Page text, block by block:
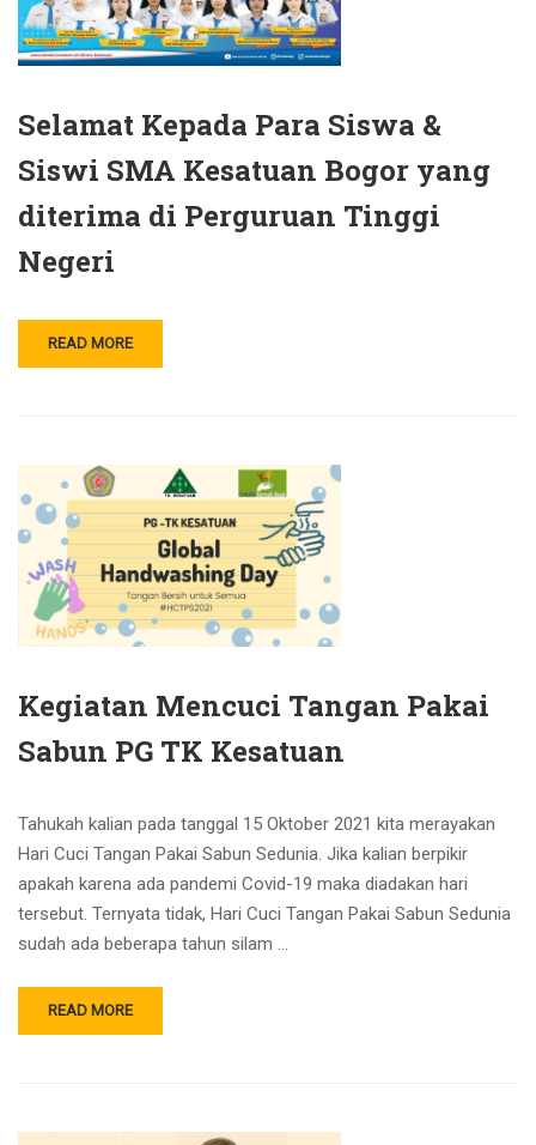
Selamat Kepada Para Siswa &
Siswi SMA Kesatuan Bogor yang
diterima di Perguruan Tinggi
Negeri
READ MORE
Kegiatan Mencuci Tangan Pakai
Sabun PG TK Kesatuan
Tahukah kalian pada tanggal 15 Oktober 2021 kita merayakan
Hari Cuci Tangan Pakai Sabun Sedunia. Jika kalian berpikir
apakah karena ada pandemi Covid-19 maka diadakan hari
tersebut. Ternyata tidak, Hari Cuci Tangan Pakai Sabun Sedunia
sudah ada beberapa tahun silam …
READ MORE